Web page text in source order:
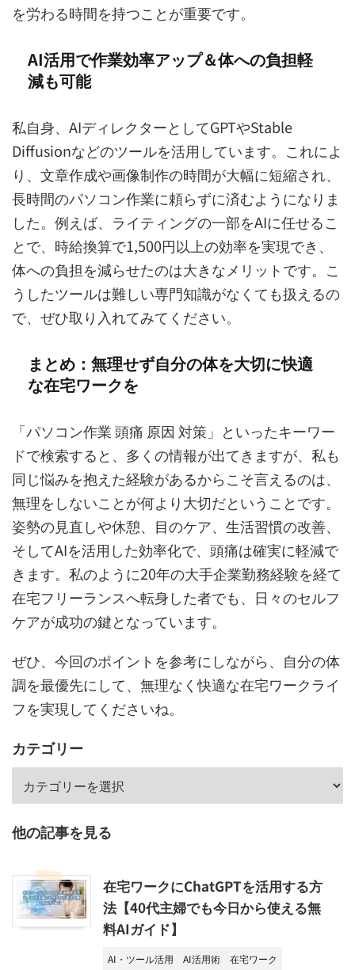
を労わる時間を持つことが重要です。
AI活用で作業効率アップ＆体への負担軽
減も可能
私自身、AIディレクターとしてGPTやStable
Diffusionなどのツールを活用しています。これによ
り、文章作成や画像制作の時間が大幅に短縮され、
長時間のパソコン作業に頼らずに済むようになりま
した。例えば、ライティングの一部をAIに任せるこ
とで、時給換算で1,500円以上の効率を実現でき、
体への負担を減らせたのは大きなメリットです。こ
うしたツールは難しい専門知識がなくても扱えるの
で、ぜひ取り入れてみてください。
まとめ：無理せず自分の体を大切に快適
な在宅ワークを
「パソコン作業 頭痛 原因 対策」といったキーワー
ドで検索すると、多くの情報が出てきますが、私も
同じ悩みを抱えた経験があるからこそ言えるのは、
無理をしないことが何より大切だということです。
姿勢の見直しや休憩、目のケア、生活習慣の改善、
そしてAIを活用した効率化で、頭痛は確実に軽減で
きます。私のように20年の大手企業勤務経験を経て
在宅フリーランスへ転身した者でも、日々のセルフ
ケアが成功の鍵となっています。
ぜひ、今回のポイントを参考にしながら、自分の体
調を最優先にして、無理なく快適な在宅ワークライ
フを実現してくださいね。
カテゴリー
他の記事を見る
在宅ワークにChatGPTを活用する方
法【40代主婦でも今日から使える無
料AIガイド】
AI・ツール活用 AI活用術 在宅ワーク